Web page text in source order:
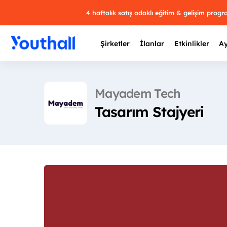
4 haftalık satış odaklı eğitim & gelişim
Şirketler İlanlar Etkinlikler
Mayadem Tech
Tasarım Stajyeri